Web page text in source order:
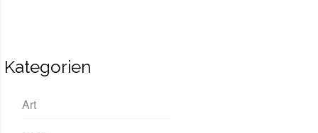
Kategorien
Art